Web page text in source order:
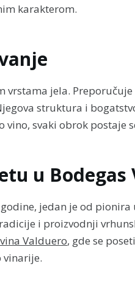
karakterom.
vrstama jela. Preporučuje
struktura i
vino, svaki obrok postaje
u Bodegas
jedan je od
i proizvodnji
Valduero, gde se